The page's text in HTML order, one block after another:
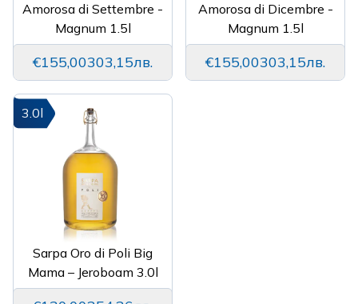
Amorosa di Settembre -
Magnum 1.5l
€155,00303,15лв.
Amorosa di Dicembre -
Magnum 1.5l
€155,00303,15лв.
3.0l
Sarpa Oro di Poli Big
Mama – Jeroboam 3.0l